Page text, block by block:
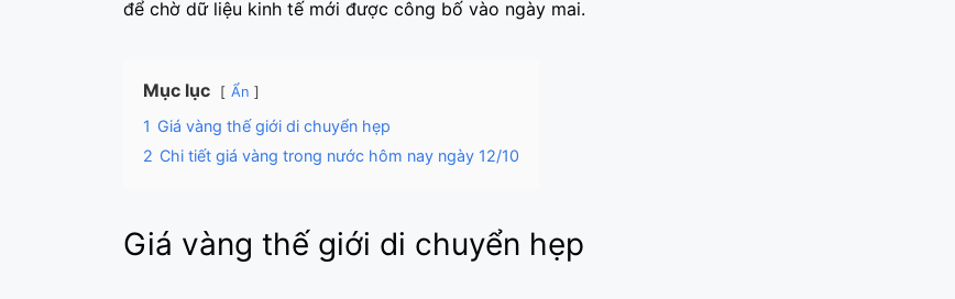
để chờ dữ liệu kinh tế mới được công bố vào ngày mai.
Mục lục Ẩn
1 Giá vàng thế giới di chuyển hẹp
2 Chi tiết giá vàng trong nước hôm nay ngày 12/10
Giá vàng thế giới di chuyển hẹp